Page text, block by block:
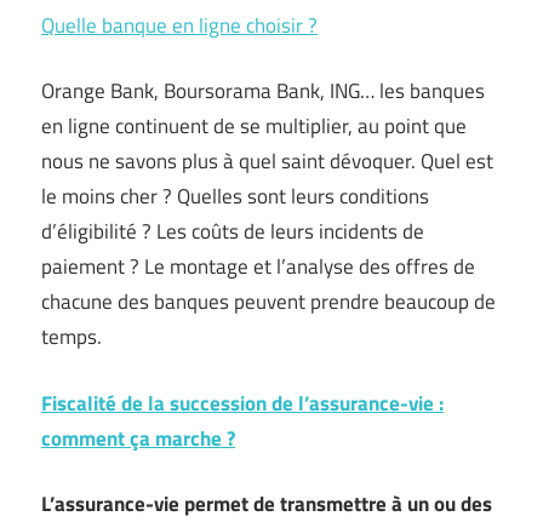
Quelle banque en ligne choisir ?
Orange Bank, Boursorama Bank, ING… les banques
en ligne continuent de se multiplier, au point que
nous ne savons plus à quel saint dévoquer. Quel est
le moins cher ? Quelles sont leurs conditions
d’éligibilité ? Les coûts de leurs incidents de
paiement ? Le montage et l’analyse des offres de
chacune des banques peuvent prendre beaucoup de
temps.
Fiscalité de la succession de l’assurance-vie :
comment ça marche ?
L’assurance-vie permet de transmettre à un ou des